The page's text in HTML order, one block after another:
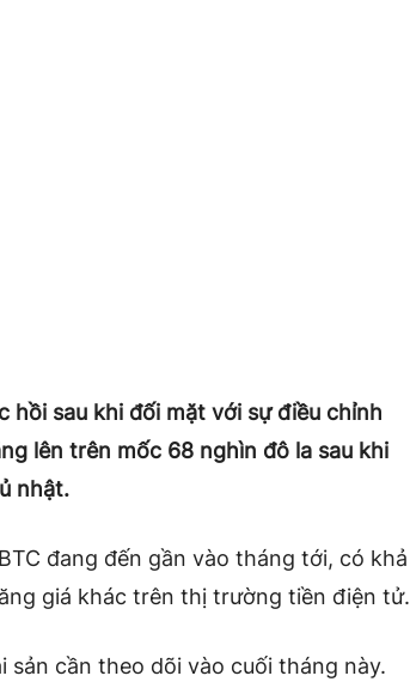
sau khi đối mặt với sự điều chỉnh
lên trên mốc 68 nghìn đô la sau khi
nhật.
đang đến gần vào tháng tới, có khả
giá khác trên thị trường tiền điện tử.
cần theo dõi vào cuối tháng này.